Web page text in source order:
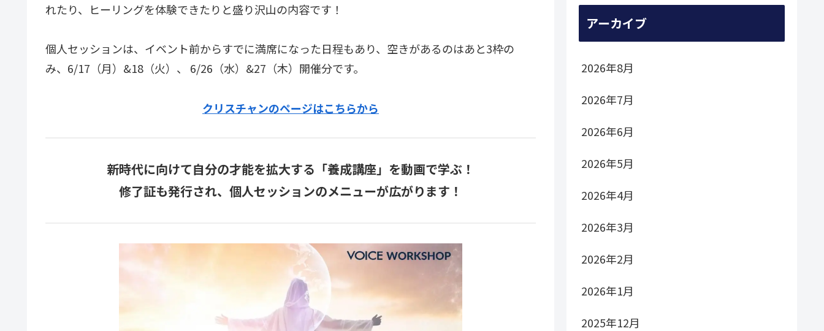
れたり、ヒーリングを体験できたりと盛り沢山の内容です！
個人セッションは、イベント前からすでに満席になった日程もあり、空きがあるのはあと3枠の
み、6/17（月）&18（火）、 6/26（水）&27（木）開催分です。
クリスチャンのページはこちらから
新時代に向けて自分の才能を拡大する「養成講座」を動画で学ぶ！
修了証も発行され、個人セッションのメニューが広がります！
アーカイブ
2026年8月
2026年7月
2026年6月
2026年5月
2026年4月
2026年3月
2026年2月
2026年1月
2025年12月